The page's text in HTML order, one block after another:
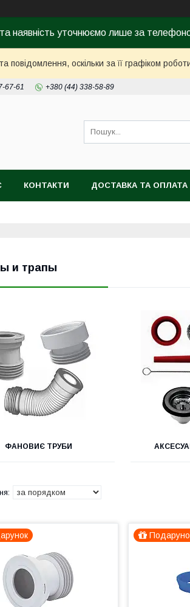
та наявність уточнюємо лише за
оскільки за її графіком
67-61 +380 (44) 338-58-89
КОНТАКТИ ДОСТАВКА ТА ОПЛАТА
и трапы
ФАНОВИЄ ТРУБИ